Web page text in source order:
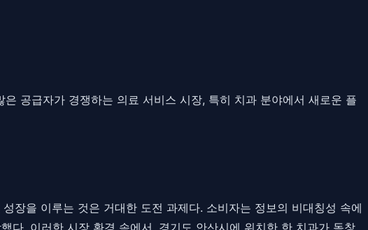
공급자가 경쟁하는 의료 서비스 시장, 특히 치과 분야에서 새로운 플
장을 이루는 것은 거대한 도전 과제다. 소비자는 정보의 비대칭성 속에
다. 이러한 시장 환경 속에서, 경기도 안산시에 위치한 한 치과가 독창